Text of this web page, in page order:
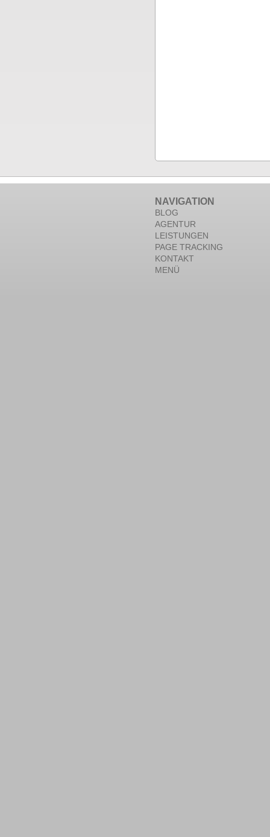
NAVIGATION
BLOG
AGENTUR
LEISTUNGEN
PAGE TRACKING
KONTAKT
MENÜ